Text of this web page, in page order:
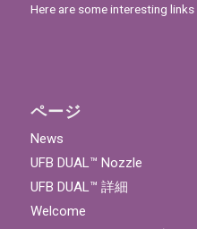
Here are some interesting
ページ
News
UFB DUAL™ Nozzle
UFB DUAL™ 詳細
Welcome